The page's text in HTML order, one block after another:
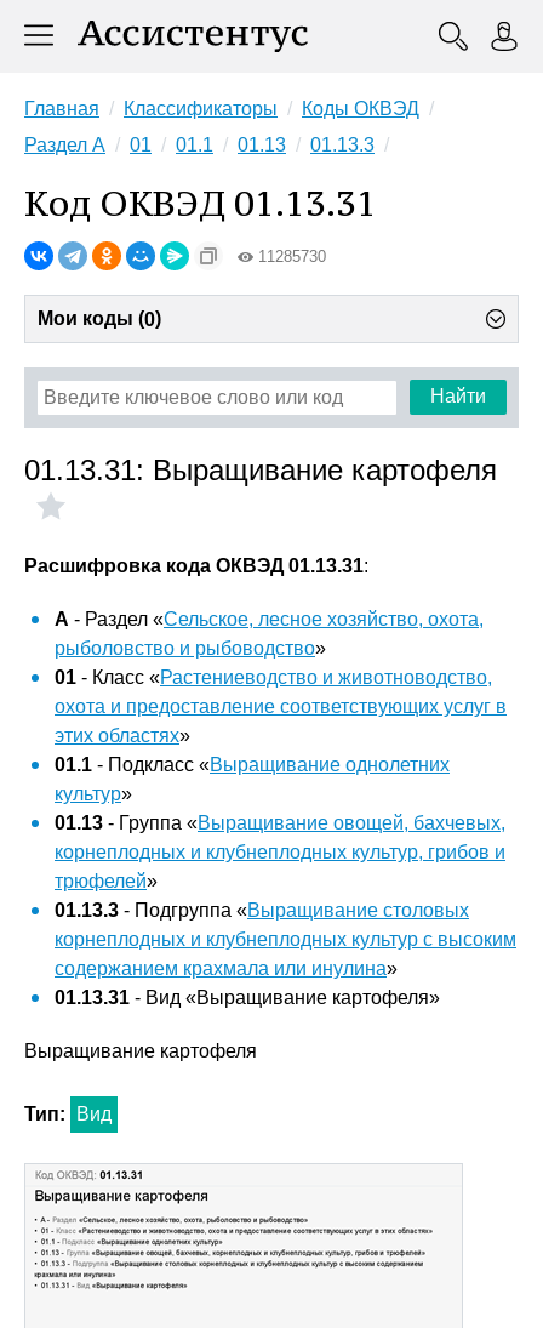
Главная Классификаторы
Коды ОКВЭД
Раздел A
01 01.1 01.13 01.13.3
Код ОКВЭД 01.13.31
11285730
Мои коды (0)
Найти
01.13.31: Выращивание картофеля
Расшифровка кода ОКВЭД 01.13.31:
A - Раздел «Сельское, лесное хозяйство, охота,
рыболовство и рыбоводство»
01 - Класс «Растениеводство и животноводство,
охота и предоставление соответствующих услуг в
этих областях»
01.1 - Подкласс «Выращивание однолетних
культур»
01.13 - Группа «Выращивание овощей, бахчевых,
корнеплодных и клубнеплодных культур, грибов и
трюфелей»
01.13.3 - Подгруппа «Выращивание столовых
корнеплодных и клубнеплодных культур с высоким
содержанием крахмала или инулина»
01.13.31 - Вид «Выращивание картофеля»
Выращивание картофеля
Тип: Вид